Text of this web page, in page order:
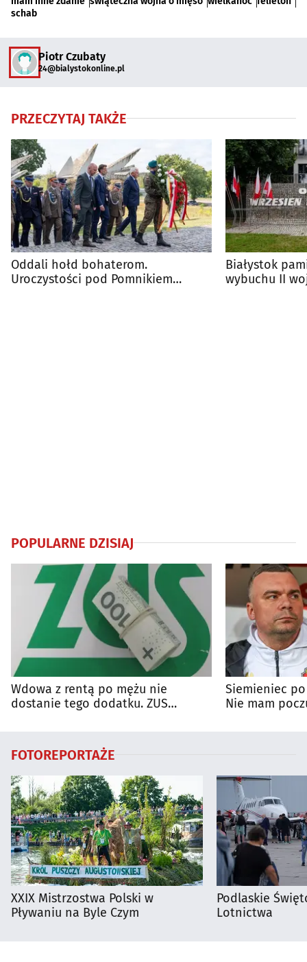
schab
Piotr Czubaty
24@bialystokonline.pl
PRZECZYTAJ TAKŻE
Oddali hołd bohaterom.
Uroczystości pod Pomnikiem
Białystok
wybuchu II
POPULARNE DZISIAJ
Wdowa z rentą po mężu nie
dostanie tego dodatku. ZUS
Siemieniec
Nie mam
FOTOREPORTAŻE
XXIX Mistrzostwa Polski w
Pływaniu na Byle Czym
Podlaskie
Lotnictwa